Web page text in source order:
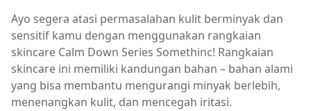
Ayo segera atasi permasalahan kulit berminyak dan
sensitif kamu dengan menggunakan rangkaian
skincare Calm Down Series Somethinc! Rangkaian
skincare ini memiliki kandungan bahan – bahan alami
yang bisa membantu mengurangi minyak berlebih,
menenangkan kulit, dan mencegah iritasi.